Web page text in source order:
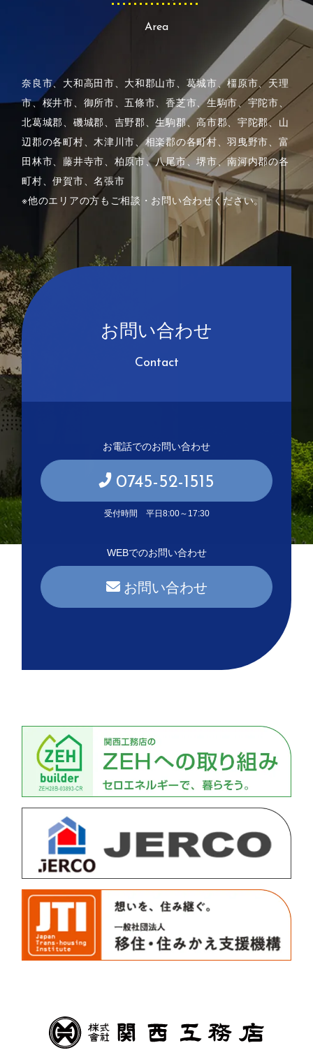
Area
奈良市、大和高田市、大和郡山市、葛城市、橿原市、天理
市、桜井市、御所市、五條市、香芝市、生駒市、宇陀市、
北葛城郡、磯城郡、吉野郡、生駒郡、高市郡、宇陀郡、山
辺郡の各町村、木津川市、相楽郡の各町村、羽曳野市、富
田林市、藤井寺市、柏原市、八尾市、堺市、南河内郡の各
町村、伊賀市、名張市
※他のエリアの方もご相談・お問い合わせください。
お問い合わせ
Contact
お電話でのお問い合わせ
0745-52-1515
受付時間 平日8:00～17:30
WEBでのお問い合わせ
お問い合わせ